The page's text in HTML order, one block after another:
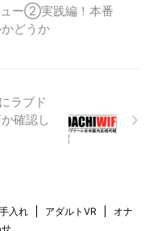
ー②実践編！本番
どうか
ラブド
確認し
入れ アダルトVR
オナ